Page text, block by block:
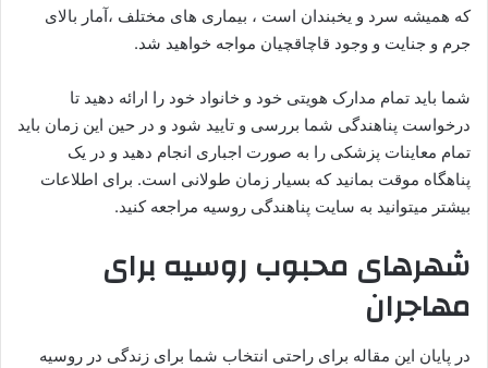
که همیشه سرد و یخبندان است ، بیماری های مختلف ،‌آمار بالای
جرم و جنایت و وجود قاچاقچیان مواجه خواهید شد.
شما باید تمام مدارک هویتی خود و خانواد خود را ارائه دهید تا
درخواست پناهندگی شما بررسی و تایید شود و در حین این زمان باید
تمام معاینات پزشکی را به صورت اجباری انجام دهید و در یک
پناهگاه موقت بمانید که بسیار زمان طولانی است. برای اطلاعات
بیشتر میتوانید به سایت پناهندگی روسیه مراجعه کنید.
شهرهای محبوب روسیه برای
مهاجران
در پایان این مقاله برای راحتی انتخاب شما برای زندگی در روسیه